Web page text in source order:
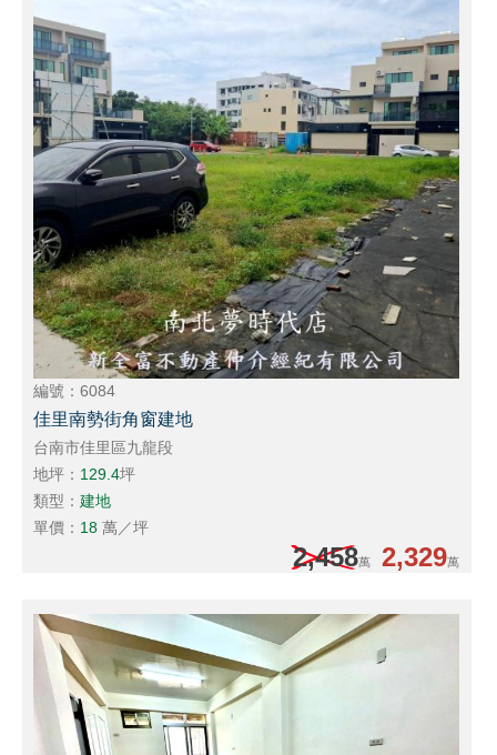
編號：6084
佳里南勢街角窗建地
台南市佳里區九龍段
地坪： 129.4坪
類型：建地
單價： 18 萬／坪
2,458萬 2,329萬